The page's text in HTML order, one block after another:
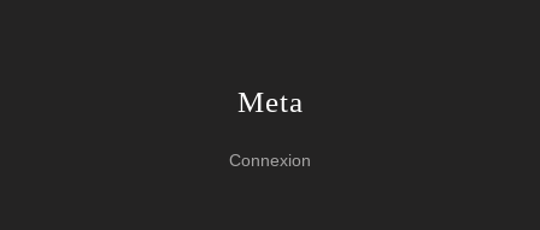
Meta
Connexion